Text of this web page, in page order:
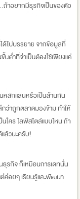
าอยากมีธุรกิจเป็นของตัว
ด้ไปบรรยาย จากข้อมูลที่
นต่ำที่จำเป็นต้องใช้เพียงแค่
หลักแสนหรือเป็นล้านกัน
กว่าถูกตลาดมองข้าม ทำให้
ใคร ไลฟ์สไตล์แบบไหน ถ้า
ล้วนะครับ!
ธุรกิจ ก็เหมือนการเดทนั่น
ต่ค่อยๆ เรียนรู้และพัฒนา